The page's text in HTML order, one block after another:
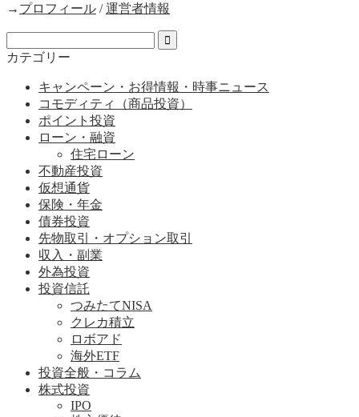
→ プロフィール /運営者情報
カテゴリー
キャンペーン・お得情報・時事ニュース
コモディティ（商品投資）
ポイント投資
ローン・融資
住宅ローン
不動産投資
仮想通貨
保険・年金
債券投資
先物取引・オプション取引
収入・副業
外為投資
投資信託
つみたてNISA
クレカ積立
ロボアド
海外ETF
投資全般・コラム
株式投資
IPO